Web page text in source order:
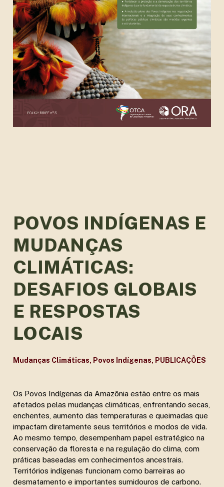
POVOS INDÍGENAS E
MUDANÇAS
CLIMÁTICAS:
DESAFIOS GLOBAIS
E RESPOSTAS
LOCAIS
Mudanças Climáticas, Povos Indígenas, PUBLICAÇÕES
Os Povos Indígenas da Amazônia estão entre os mais
afetados pelas mudanças climáticas, enfrentando secas,
enchentes, aumento das temperaturas e queimadas que
impactam diretamente seus territórios e modos de vida.
Ao mesmo tempo, desempenham papel estratégico na
conservação da floresta e na regulação do clima, com
práticas baseadas em conhecimentos ancestrais.
Territórios indígenas funcionam como barreiras ao
desmatamento e importantes sumidouros de carbono.